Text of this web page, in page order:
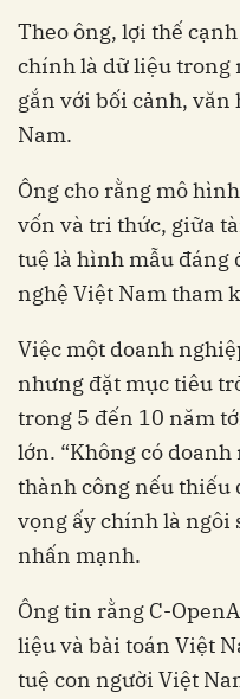
Theo ông, lợi thế
chính là dữ liệu trong
gắn với bối cảnh, văn
Nam.
Ông cho rằng mô
vốn và tri thức, giữa
tuệ là hình mẫu đáng
nghệ Việt Nam tham
Việc một doanh
nhưng đặt mục tiêu
trong 5 đến 10 năm
lớn. “Không có
thành công nếu thiếu
vọng ấy chính là ngôi
nhấn mạnh.
Ông tin rằng C-
liệu và bài toán Việt
tuệ con người Việt